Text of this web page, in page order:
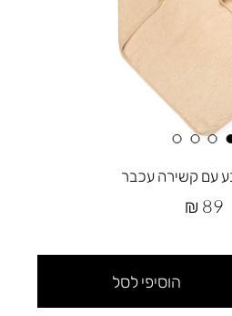
עם קשירה עכבר
מחיר
89 ₪
הוסיפי לסל